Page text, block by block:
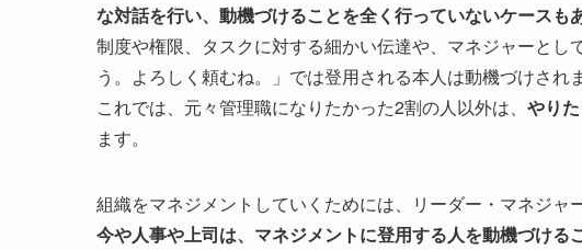
な対話を行い、動機づけることを全く行っていないケースも
制度や権限、タスクに対する細かい伝達や、マネジャーとし
う。よろしく頼むね。」では登用される本人は動機づけされ
これでは、元々管理職になりたかった2割の人以外は、 やり
ます。
組織をマネジメントしていくためには、リーダー・マネジャ
今や人事や上司は、マネジメントに登用する人を動機づけ